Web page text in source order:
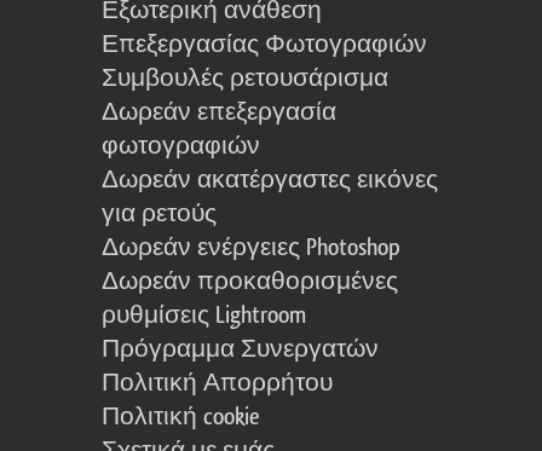
Εξωτερική ανάθεση
Επεξεργασίας Φωτογραφιών
Συμβουλές ρετουσάρισμα
Δωρεάν επεξεργασία
φωτογραφιών
Δωρεάν ακατέργαστες εικόνες
για ρετούς
Δωρεάν ενέργειες Photoshop
Δωρεάν προκαθορισμένες
ρυθμίσεις Lightroom
Πρόγραμμα Συνεργατών
Πολιτική Απορρήτου
Πολιτική cookie